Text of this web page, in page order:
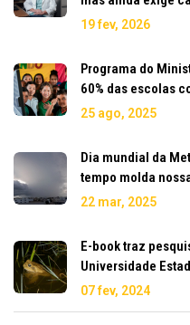
19 fev, 2026
Programa do
60% das escolas
25 ago, 2025
Dia mundial da
tempo molda
22 mar, 2025
E-book traz
Universidade
07 fev, 2024